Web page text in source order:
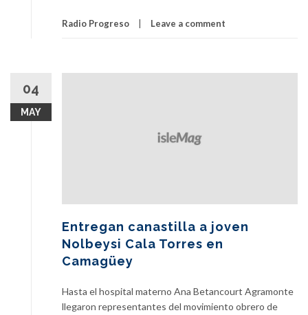
Radio Progreso Leave a comment
04
MAY
Entregan canastilla a joven
Nolbeysi Cala Torres en
Camagüey
Hasta el hospital materno Ana Betancourt Agramonte
llegaron representantes del movimiento obrero de